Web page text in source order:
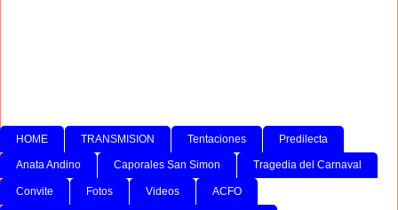
HOME TRANSMISION Tentaciones Predilecta
Anata Andino Caporales San Simon Tragedia del Carnaval
Convite Fotos Videos ACFO